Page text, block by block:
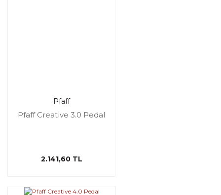
Pfaff
Pfaff Creative 3.0 Pedal
2.141,60 TL